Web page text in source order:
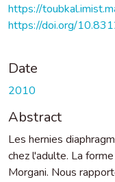
https://
https://doi.org/
Date
2010
Abstract
Les hernies
chez l'adulte. La
Morgani. Nous